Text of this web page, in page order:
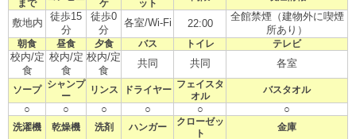
まで
ケ
ット
敷地内
徒歩15
分
徒歩0
分
各室/Wi-Fi 22:00
全館禁煙（建物外に喫煙
所あり）
朝食 昼食 夕食 バス トイレ テレビ
校内/定
食
校内/定
食
校内/定
食
共同 共同 各室
ソープ
シャンプ
ー
リンス ドライヤー
フェイスタ
オル
バスタオル
○ ○ ○ ○ ○ ○
洗濯機 乾燥機 洗剤 ハンガー
クローゼッ
ト
金庫